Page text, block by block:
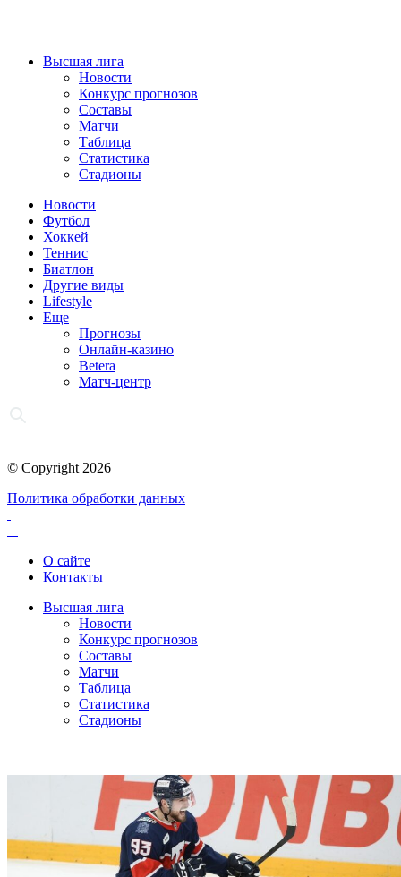
Высшая лига
Новости
Конкурс прогнозов
Составы
Матчи
Таблица
Статистика
Стадионы
Новости
Футбол
Хоккей
Теннис
Биатлон
Другие виды
Lifestyle
Еще
Прогнозы
Онлайн-казино
Betera
Матч-центр
© Copyright 2026
Политика обработки данных
О сайте
Контакты
Высшая лига
Новости
Конкурс прогнозов
Составы
Матчи
Таблица
Статистика
Стадионы